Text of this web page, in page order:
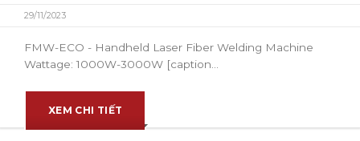
29/11/2023
FMW-ECO - Handheld Laser Fiber Welding Machine
Wattage: 1000W-3000W [caption...
XEM CHI TIẾT